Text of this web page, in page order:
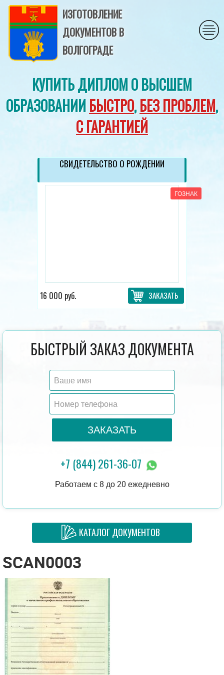
ИЗГОТОВЛЕНИЕ
ДОКУМЕНТОВ В
ВОЛГОГРАДЕ
КУПИТЬ ДИПЛОМ О ВЫСШЕМ
ОБРАЗОВАНИИБЫСТРО,БЕЗ ПРОБЛЕМ,
С ГАРАНТИЕЙ
СВИДЕТЕЛЬСТВО О РОЖДЕНИИ
ГОЗНАК
16 000 руб. ЗАКАЗАТЬ
БЫСТРЫЙ ЗАКАЗ ДОКУМЕНТА
ЗАКАЗАТЬ
+7 (844) 261-36-07
Работаем с 8 до 20 ежедневно
КАТАЛОГ ДОКУМЕНТОВ
SCAN0003